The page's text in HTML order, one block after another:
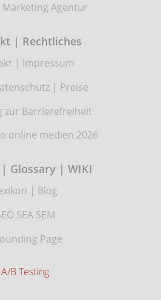
Agentur
| Rechtliches
| Impressum
| Preise
zur Barrierefreiheit
online medien 2026
Glossary | WIKI
| Blog
SEA SEM
Page
A/B Testing